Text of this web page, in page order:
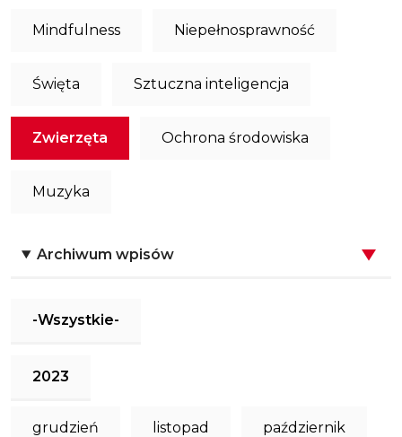
Mindfulness Niepełnosprawność
Święta Sztuczna inteligencja
Zwierzęta Ochrona środowiska
Muzyka
Archiwum wpisów
-Wszystkie-
2023
grudzień listopad październik